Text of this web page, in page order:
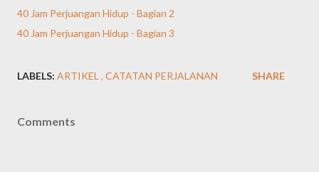
40 Jam Perjuangan Hidup - Bagian 2
40 Jam Perjuangan Hidup - Bagian 3
LABELS: ARTIKEL CATATAN PERJALANAN SHARE
Comments